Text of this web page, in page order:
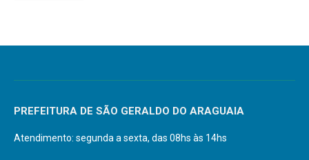
PREFEITURA DE SÃO GERALDO DO ARAGUAIA
Atendimento: segunda a sexta, das 08hs às 14hs